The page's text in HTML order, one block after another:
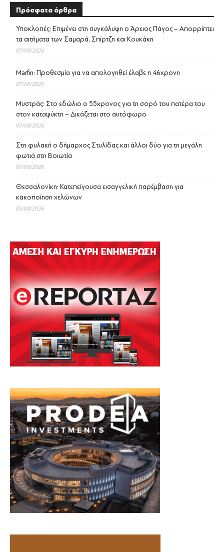
Πρόσφατα άρθρα
Υποκλοπές: Επιμένει στη συγκάλυψη ο Άρειος Πάγος – Απορρίπτει
τα αιτήματα των Σαμαρά, Σπίρτζη και Κουκάκη
07/08/2026
Marfin: Προθεσμία για να απολογηθεί έλαβε η 46χρονη
07/08/2026
Μυστράς: Στο εδώλιο ο 55χρονος για τη σορό του πατέρα του
στον καταψύκτη – Δικάζεται στο αυτόφωρο
07/08/2026
Στη φυλακή ο δήμαρχος Στυλίδας και άλλοι δύο για τη μεγάλη
φωτιά στη Βοιωτία
07/08/2026
Θεσσαλονίκη: Κατεπείγουσα εισαγγελική παρέμβαση για
κακοποίηση χελώνων
05/08/2026